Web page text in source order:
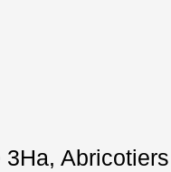
3Ha,